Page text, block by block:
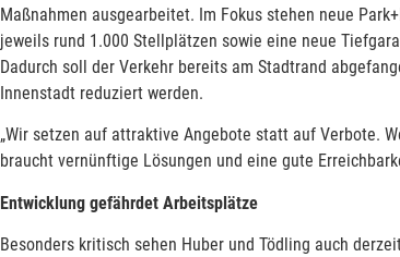
Maßnahmen ausgearbeitet. Im Fokus stehen neue
jeweils rund 1.000 Stellplätzen sowie eine neue
Dadurch soll der Verkehr bereits am Stadtrand
Innenstadt reduziert werden.
„Wir setzen auf attraktive Angebote statt auf Verbote.
braucht vernünftige Lösungen und eine gute
Entwicklung gefährdet Arbeitsplätze
Besonders kritisch sehen Huber und Tödling auch